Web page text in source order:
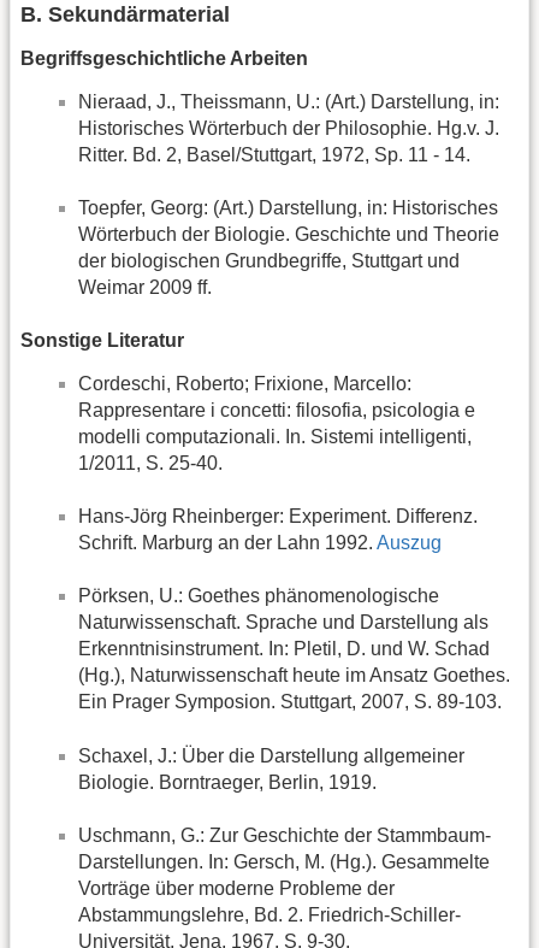
B. Sekundärmaterial
Begriffsgeschichtliche Arbeiten
Nieraad, J., Theissmann, U.: (Art.) Darstellung, in:
Historisches Wörterbuch der Philosophie. Hg.v. J.
Ritter. Bd. 2, Basel/Stuttgart, 1972, Sp. 11 - 14.
Toepfer, Georg: (Art.) Darstellung, in: Historisches
Wörterbuch der Biologie. Geschichte und Theorie
der biologischen Grundbegriffe, Stuttgart und
Weimar 2009 ff.
Sonstige Literatur
Cordeschi, Roberto; Frixione, Marcello:
Rappresentare i concetti: filosofia, psicologia e
modelli computazionali. In. Sistemi intelligenti,
1/2011, S. 25-40.
Hans-Jörg Rheinberger: Experiment. Differenz.
Schrift. Marburg an der Lahn 1992. Auszug
Pörksen, U.: Goethes phänomenologische
Naturwissenschaft. Sprache und Darstellung als
Erkenntnisinstrument. In: Pletil, D. und W. Schad
(Hg.), Naturwissenschaft heute im Ansatz Goethes.
Ein Prager Symposion. Stuttgart, 2007, S. 89-103.
Schaxel, J.: Über die Darstellung allgemeiner
Biologie. Borntraeger, Berlin, 1919.
Uschmann, G.: Zur Geschichte der Stammbaum-
Darstellungen. In: Gersch, M. (Hg.). Gesammelte
Vorträge über moderne Probleme der
Abstammungslehre, Bd. 2. Friedrich-Schiller-
Universität, Jena, 1967, S. 9-30.